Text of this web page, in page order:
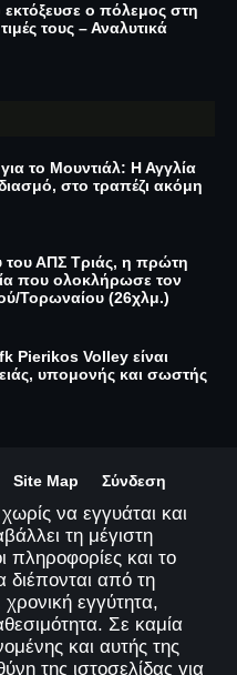
ο πόλεμος στη
τους – Αναλυτικά
το Μουντιάλ: Η Αγγλία
στο τραπέζι ακόμη
του ΑΠΣ Τριάς, η πρώτη
που ολοκλήρωσε τον
Τορωναίου (26χλμ.)
Pierikos Volley είναι
υπομονής και σωστής
Site Map Σύνδεση
να εγγυάται και
τη μέγιστη
και το
διέπονται από τη
εγγύτητα,
Σε καμία
και αυτής της
της ιστοσελίδας για